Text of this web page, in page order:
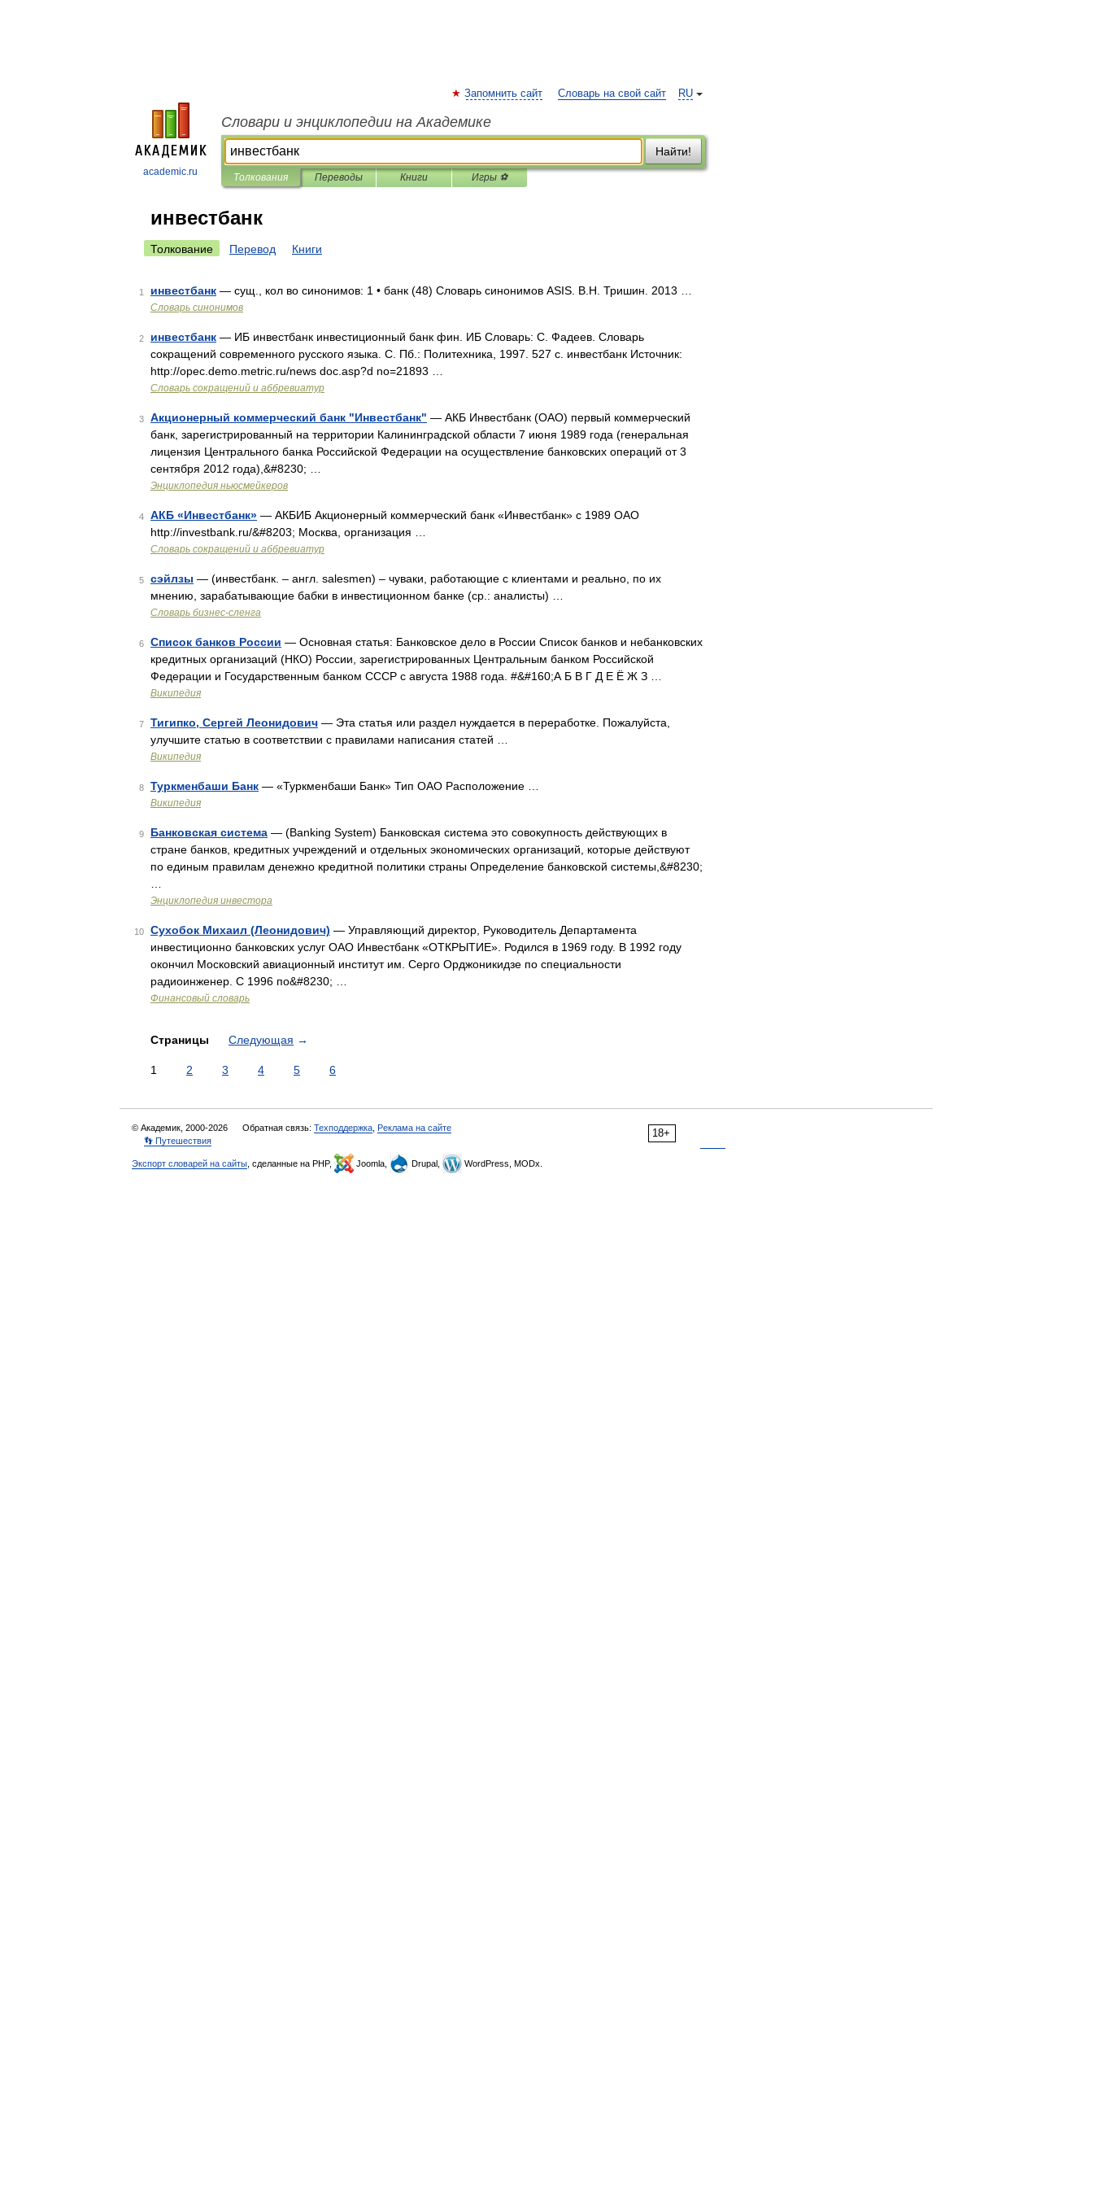
academic.ru
RU
Запомнить сайт Словарь на свой сайт
Словари и энциклопедии на Академике
Найти!
Толкования Переводы Книги Игры ⚽
инвестбанк
Толкование Перевод Книги
1 инвестбанк — сущ., кол во синонимов: 1 • банк (48) Словарь синонимов ASIS. В.Н. Тришин. 2013 …
Словарь синонимов
2 инвестбанк — ИБ инвестбанк инвестиционный банк фин. ИБ Словарь: С. Фадеев. Словарь
сокращений современного русского языка. С. Пб.: Политехника, 1997. 527 с. инвестбанк Источник:
http://opec.demo.metric.ru/news doc.asp?d no=21893 …
Словарь сокращений и аббревиатур
3 Акционерный коммерческий банк "Инвестбанк" — АКБ Инвестбанк (ОАО) первый коммерческий
банк, зарегистрированный на территории Калининградской области 7 июня 1989 года (генеральная
лицензия Центрального банка Российской Федерации на осуществление банковских операций от 3
сентября 2012 года),&#8230; …
Энциклопедия ньюсмейкеров
4 АКБ «Инвестбанк» — АКБИБ Акционерный коммерческий банк «Инвестбанк» с 1989 ОАО
http://investbank.ru/&#8203; Москва, организация …
Словарь сокращений и аббревиатур
5 сэйлзы — (инвестбанк. – англ. salesmen) – чуваки, работающие с клиентами и реально, по их
мнению, зарабатывающие бабки в инвестиционном банке (ср.: аналисты) …
Словарь бизнес-сленга
6 Список банков России — Основная статья: Банковское дело в России Список банков и небанковских
кредитных организаций (НКО) России, зарегистрированных Центральным банком Российской
Федерации и Государственным банком СССР с августа 1988 года. #&#160;А Б В Г Д Е Ё Ж З …
Википедия
7 Тигипко, Сергей Леонидович — Эта статья или раздел нуждается в переработке. Пожалуйста,
улучшите статью в соответствии с правилами написания статей …
Википедия
8 Туркменбаши Банк — «Туркменбаши Банк» Тип ОАО Расположение …
Википедия
9 Банковская система — (Banking System) Банковская система это совокупность действующих в
стране банков, кредитных учреждений и отдельных экономических организаций, которые действуют
по единым правилам денежно кредитной политики страны Определение банковской системы,&#8230;
Энциклопедия инвестора
10 Сухобок Михаил (Леонидович) — Управляющий директор, Руководитель Департамента
инвестиционно банковских услуг ОАО Инвестбанк «ОТКРЫТИЕ». Родился в 1969 году. В 1992 году
окончил Московский авиационный институт им. Серго Орджоникидзе по специальности
радиоинженер. С 1996 по&#8230; …
Финансовый словарь
Страницы Следующая →
1 2 3 4 5 6
18+
© Академик, 2000-2026 Обратная связь: Техподдержка Реклама на сайте
👣 Путешествия
Экспорт словарей на сайты , сделанные на PHP, Joomla, Drupal, WordPress, MODx.